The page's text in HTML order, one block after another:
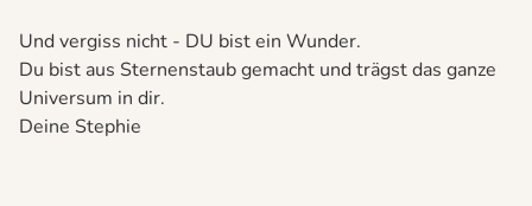
Und vergiss nicht - DU bist ein Wunder.
Du bist aus Sternenstaub gemacht und trägst das ganze
Universum in dir.
Deine Stephie